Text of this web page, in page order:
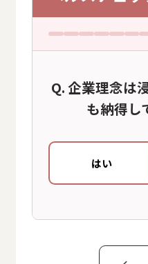
企業理念は
も納得し
はい